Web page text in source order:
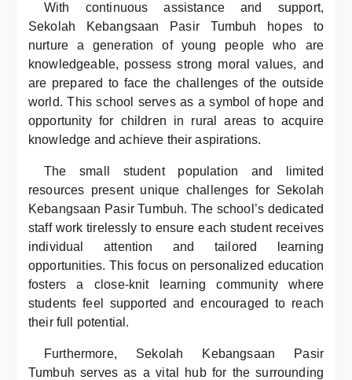
With continuous assistance and support,
Sekolah Kebangsaan Pasir Tumbuh hopes to
nurture a generation of young people who are
knowledgeable, possess strong moral values, and
are prepared to face the challenges of the outside
world. This school serves as a symbol of hope and
opportunity for children in rural areas to acquire
knowledge and achieve their aspirations.
The small student population and limited
resources present unique challenges for Sekolah
Kebangsaan Pasir Tumbuh. The school’s dedicated
staff work tirelessly to ensure each student receives
individual attention and tailored learning
opportunities. This focus on personalized education
fosters a close-knit learning community where
students feel supported and encouraged to reach
their full potential.
Furthermore, Sekolah Kebangsaan Pasir
Tumbuh serves as a vital hub for the surrounding